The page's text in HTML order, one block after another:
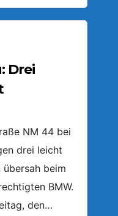
Drei
NM 44 bei
drei leicht
übersah beim
BMW.
den…